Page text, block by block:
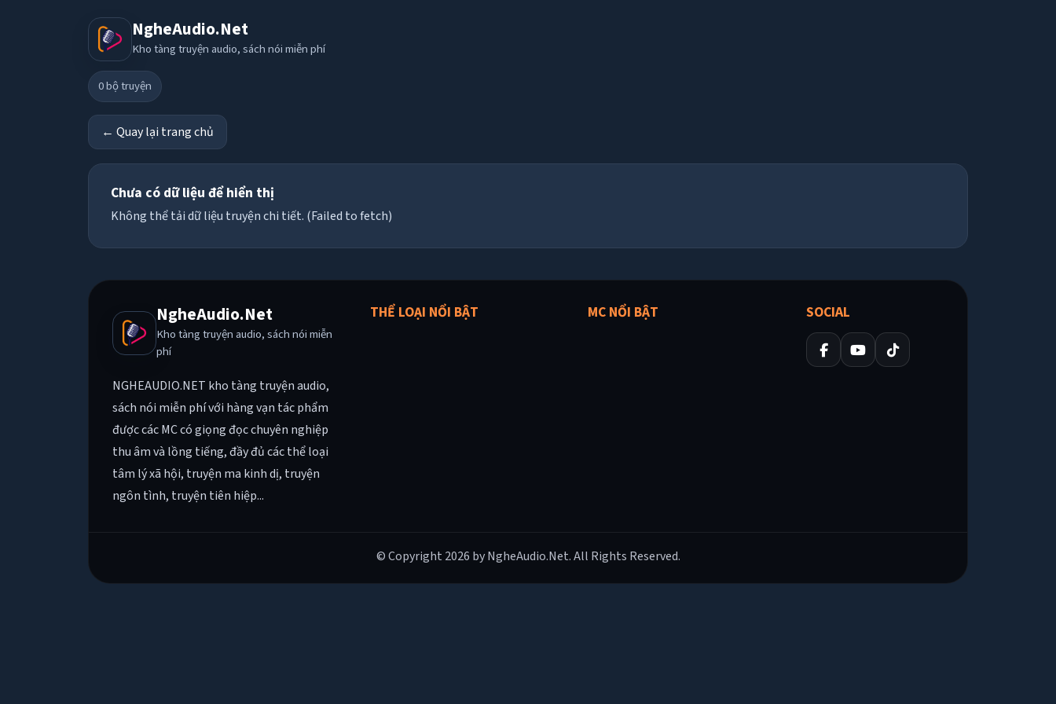
NgheAudio.Net
Kho tàng truyện audio, sách nói miễn phí
0bộ truyện
← Quay lại trang chủ
Chưa có dữ liệu để hiển thị
Không thể tải dữ liệu truyện chi tiết. (Failed to fetch)
NgheAudio.Net
Kho tàng truyện audio, sách nói miễn
phí
NGHEAUDIO.NET kho tàng truyện audio,
sách nói miễn phí với hàng vạn tác phẩm
được các MC có giọng đọc chuyên nghiệp
thu âm và lồng tiếng, đầy đủ các thể loại
tâm lý xã hội, truyện ma kinh dị, truyện
ngôn tình, truyện tiên hiệp...
THỂ LOẠI NỔI BẬT MC NỔI BẬT SOCIAL
© Copyright 2026 by NgheAudio.Net. All Rights Reserved.